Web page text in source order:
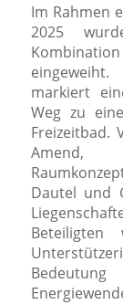
Im Rahmen
2025
markiert
Weg zu
Freizeitbad.
Amend,
Dautel und
Beteiligten